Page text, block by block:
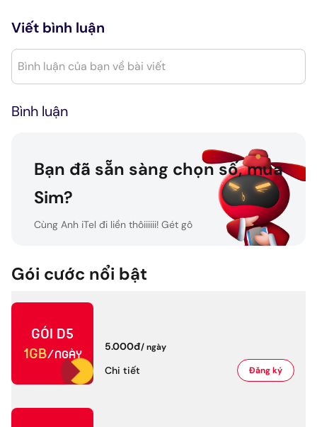
Viết bình luận
Bình luận của bạn về bài viết
Bình luận
Bạn đã sẵn sàng chọn số, mua
Sim?
Cùng Anh iTel đi liền thôiiiiii! Gét gô
Gét gô!
Gói cước nổi bật
Gói D5
1GB/ngày
5.000đ/ngày
Chi tiết Đăng ký